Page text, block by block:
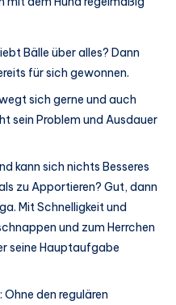
Bälle über alles? Dann
für sich gewonnen.
sich gerne und auch
sein Problem und Ausdauer
kann sich nichts Besseres
zu Apportieren? Gut, dann
Mit Schnelligkeit und
und zum Herrchen
seine Hauptaufgabe
den regulären